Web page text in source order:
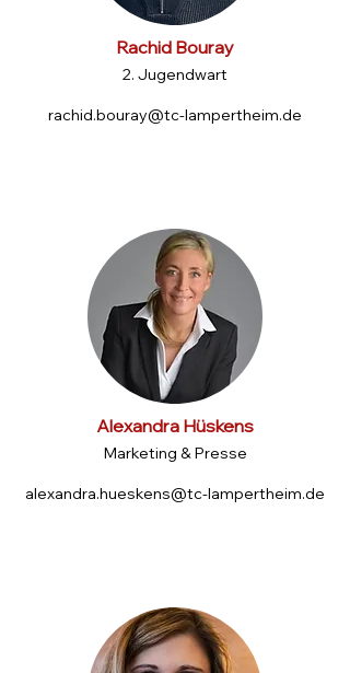
Rachid Bouray
2. Jugendwart
rachid.bouray@tc-lampertheim.de
Alexandra Hüskens
Marketing & Presse
alexandra.hueskens@tc-lampertheim.de